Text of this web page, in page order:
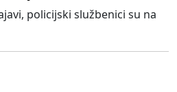
policijski službenici su na